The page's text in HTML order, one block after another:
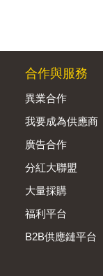
合作與服務
異業合作
我要成為供應商
廣告合作
分紅大聯盟
大量採購
福利平台
B2B供應鏈平台